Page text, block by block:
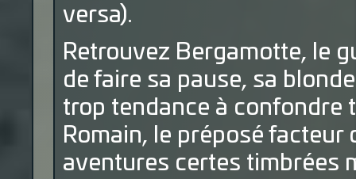
versa).
Retrouvez Bergamotte, le
de faire sa pause, sa
trop tendance à confondre
Romain, le préposé
aventures certes timbrées